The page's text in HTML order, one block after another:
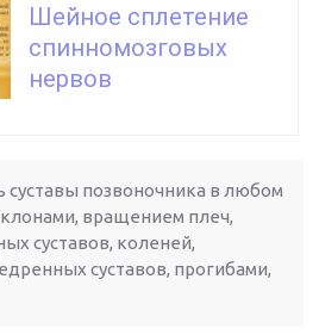
Шейное сплетение
спинномозговых
нервов
суставы позвоночника в любом
вращением плеч,
суставов, коленей,
суставов, прогибами,